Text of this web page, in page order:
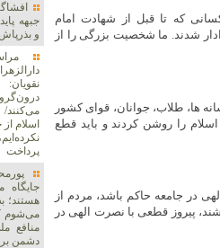
که تا قبل از شهادت امام
شدند. ما شخصیت بزرگی را از
ها، طلاب، جوانان، قوای کشور
را روشن کردند و باید قطع
در جامعه حاکم باشد، مردم از
پیروز قطعی با نصرت الهی در
جبهه
و
می‌کنند/
اسلام
پرداخت
جایگاه
هستند؛
می‌شوم
منافع
دشمن بر